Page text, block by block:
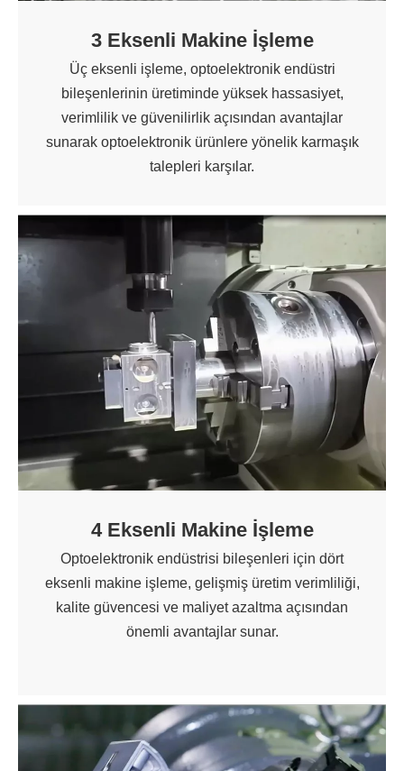
3 Eksenli Makine İşleme
Üç eksenli işleme, optoelektronik endüstri
bileşenlerinin üretiminde yüksek hassasiyet,
verimlilik ve güvenilirlik açısından avantajlar
sunarak optoelektronik ürünlere yönelik karmaşık
talepleri karşılar.
4 Eksenli Makine İşleme
Optoelektronik endüstrisi bileşenleri için dört
eksenli makine işleme, gelişmiş üretim verimliliği,
kalite güvencesi ve maliyet azaltma açısından
önemli avantajlar sunar.